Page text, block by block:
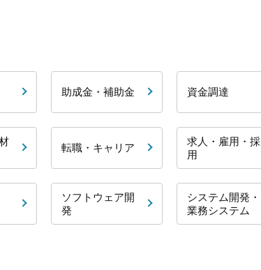
助成金・補助金 資金調達
転職・キャリア
求人・雇用・採
用
ソフトウェア開
発
システム開発・
業務システム